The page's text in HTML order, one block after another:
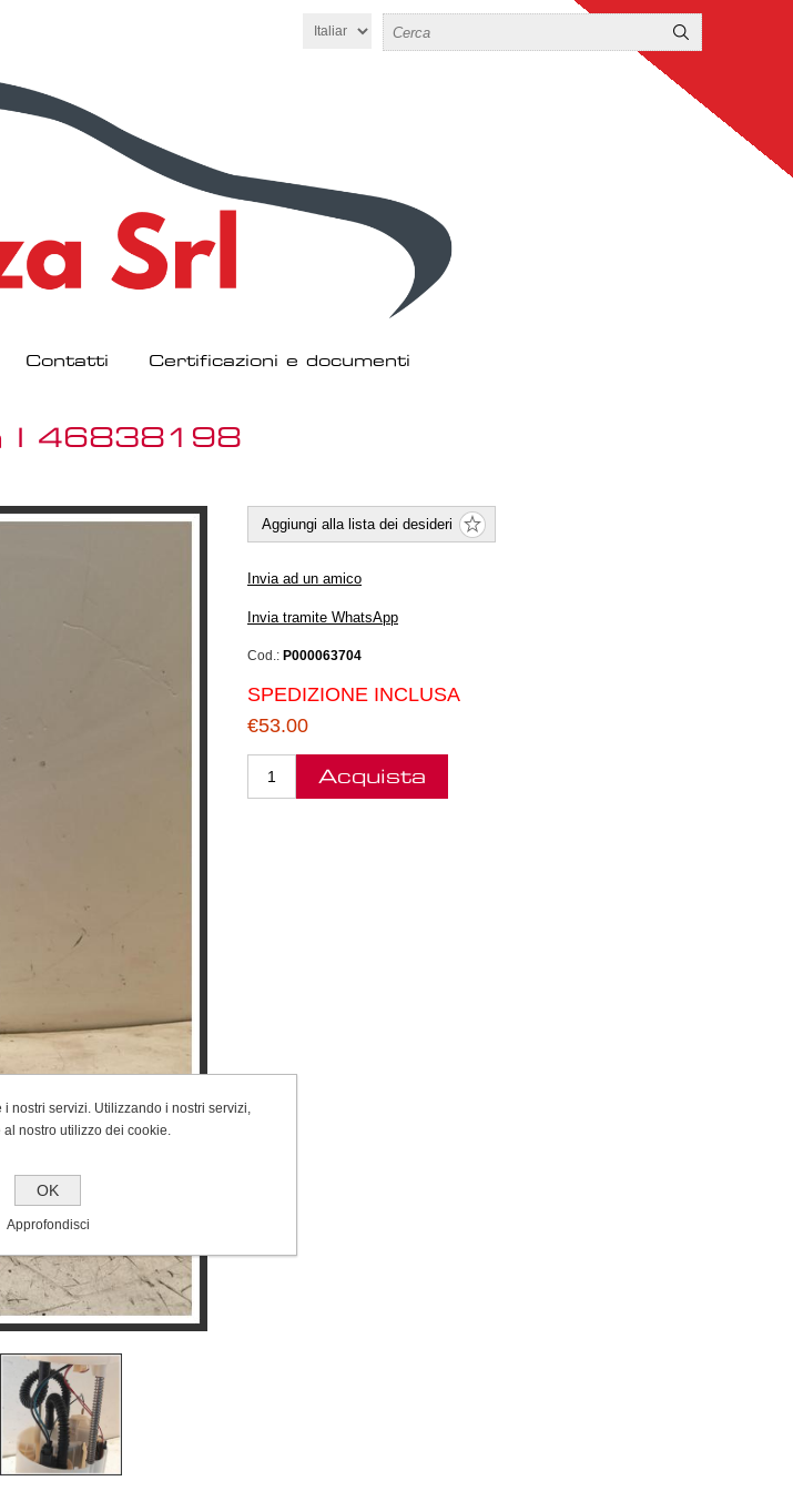
Contatti Certificazioni e documenti
I 46838198
Aggiungi alla lista dei desideri
Invia ad un amico
Invia tramite WhatsApp
Cod.: P000063704
SPEDIZIONE INCLUSA
€53.00
Acquista
i nostri servizi. Utilizzando i nostri servizi,
al nostro utilizzo dei cookie.
OK
Approfondisci